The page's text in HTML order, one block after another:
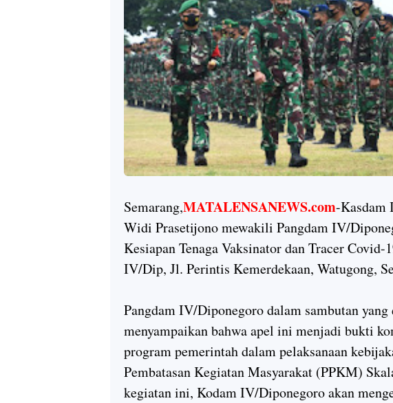
Semarang,MATALENSANEWS.com-Kasdam
Widi Prasetijono mewakili Pangdam IV/
Kesiapan Tenaga Vaksinator dan Tracer
IV/Dip, Jl. Perintis Kemerdekaan, Watugong,
Pangdam IV/Diponegoro dalam sambutan yang
menyampaikan bahwa apel ini menjadi bukti
program pemerintah dalam pelaksanaan
Pembatasan Kegiatan Masyarakat (PPKM)
kegiatan ini, Kodam IV/Diponegoro akan